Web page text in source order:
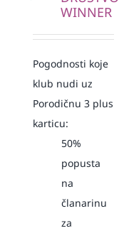
WINNER
Pogodnosti koje
klub nudi uz
Porodičnu 3 plus
karticu:
50%
popusta
na
članarinu
za